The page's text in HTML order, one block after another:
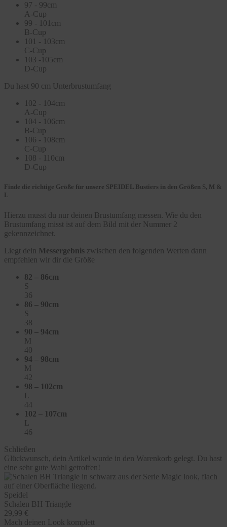
97 - 99cm
A-Cup
99 - 101cm
B-Cup
101 - 103cm
C-Cup
103 -105cm
D-Cup
Du hast 90 cm Unterbrustumfang
102 - 104cm
A-Cup
104 - 106cm
B-Cup
106 - 108cm
C-Cup
108 - 110cm
D-Cup
Finde die richtige Größe für unsere SPEIDEL Bustiers in den Größen S, M &
L
Hierzu musst du nur deinen Brustumfang messen. Wie du den
Brustumfang misst ist auf dem Bild mit der Nummer 2
gekennzeichnet.
Liegt dein Messergebnis zwischen den folgenden Werten dann
empfehlen wir dir die Größe
82 – 86cm
S
36
86 – 90cm
S
38
90 – 94cm
M
40
94 – 98cm
M
42
98 – 102cm
L
44
102 – 107cm
L
46
Schließen
Glückwunsch, dein Artikel wurde in den Warenkorb gelegt. Du hast
eine sehr gute Wahl getroffen!
Speidel
Schalen BH Triangle
29,99 €
Mach deinen Look komplett